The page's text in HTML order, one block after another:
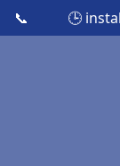
📞 🕒